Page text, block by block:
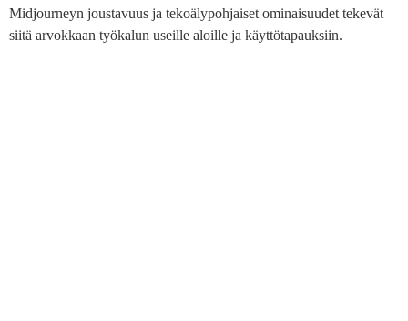
Midjourneyn joustavuus ja tekoälypohjaiset ominaisuudet tekevät
siitä arvokkaan työkalun useille aloille ja käyttötapauksiin.